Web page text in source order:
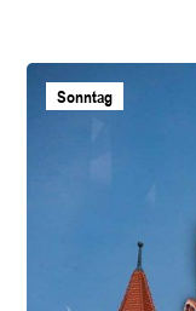
Sonntag